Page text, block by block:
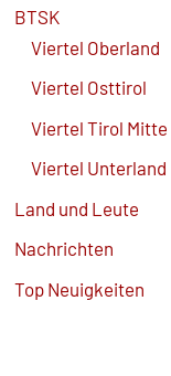
BTSK
Viertel Oberland
Viertel Osttirol
Viertel Tirol Mitte
Viertel Unterland
Land und Leute
Nachrichten
Top Neuigkeiten